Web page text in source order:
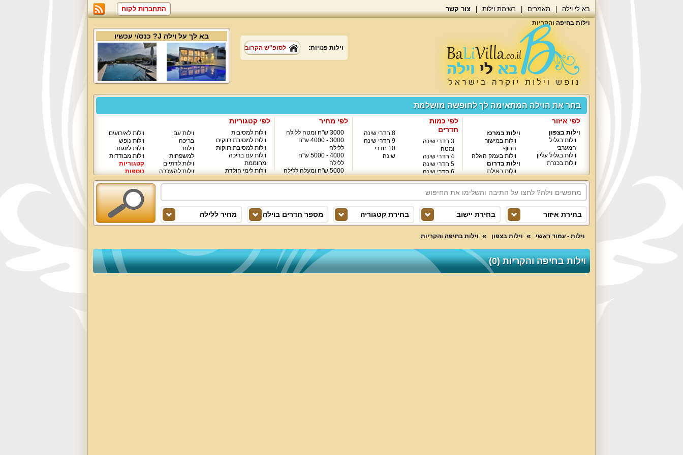
התחברות לקוח בא לי וילה מאמרים רשימת וילות צור קשר
וילות בחיפה והקריות
בא לך על וילה J ? כנס/י עכשיו
וילות פנויות: לסופ"ש הקרוב
בחר את הוילה המתאימה לך לחופשה מושלמת
לפי איזור
וילות בצפון
וילות בגליל
המערבי
וילות בגליל עליון
וילות בכנרת
וילות במרכז
וילות במישור
החוף
וילות בעמק האלה
וילות בדרום
וילות באילת
לפי כמות
חדרים
3 חדרי שינה
ומטה
4 חדרי שינה
5 חדרי שינה
6 חדרי שינה
7 חדרי שינה
8 חדרי שינה
9 חדרי שינה
10 חדרי
שינה
לפי מחיר
3000 ש"ח ומטה ללילה
3000 - 4000 ש"ח
ללילה
4000 - 5000 ש"ח
ללילה
5000 ש"ח ומעלה ללילה
לפי קטגוריות
וילות למסיבות
וילות למסיבת רווקים
וילות למסיבת רווקות
וילות עם בריכה
מחוממת
וילות לימי הולדת
וילות עם
בריכה
וילות
למשפחות
וילות לדתיים
וילות להשכרה
וילות יוקרתיות
וילות לאירועים
וילות נופש
וילות לזוגות
וילות מבודדות
קטגוריות
נוספות
בחירת איזור בחירת יישוב בחירת קטגוריה מספר חדרים בוילה מחיר ללילה
וילות - עמוד ראשי וילות בצפון וילות בחיפה והקריות
וילות בחיפה והקריות (0)